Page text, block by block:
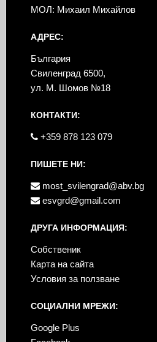
МОЛ: Михаил Михайлов
АДРЕС:
България
Свиленград 6500,
ул. М. Шомов №18
КОНТАКТИ:
+359 878 123 079
ПИШЕТЕ НИ:
most_svilengrad@abv.bg
esvgrd@gmail.com
ДРУГА ИНФОРМАЦИЯ:
Собственик
Карта на сайта
Условия за ползване
СОЦИАЛНИ МРЕЖИ:
Google Plus